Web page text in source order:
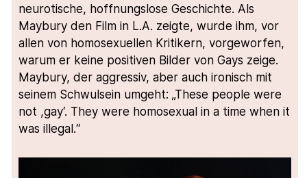
neurotische, hoffnungslose Geschichte. Als
Maybury den Film in L.A. zeigte, wurde ihm, vor
allen von homosexuellen Kritikern, vorgeworfen,
warum er keine positiven Bilder von Gays zeige.
Maybury, der aggressiv, aber auch ironisch mit
seinem Schwulsein umgeht: „These people were
not ,gay‘. They were homosexual in a time when it
was illegal.“